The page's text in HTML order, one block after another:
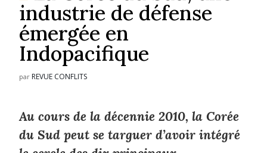
industrie de défense
émergée en
Indopacifique
par REVUE CONFLITS
Au cours de la décennie 2010, la Corée
du Sud peut se targuer d’avoir intégré